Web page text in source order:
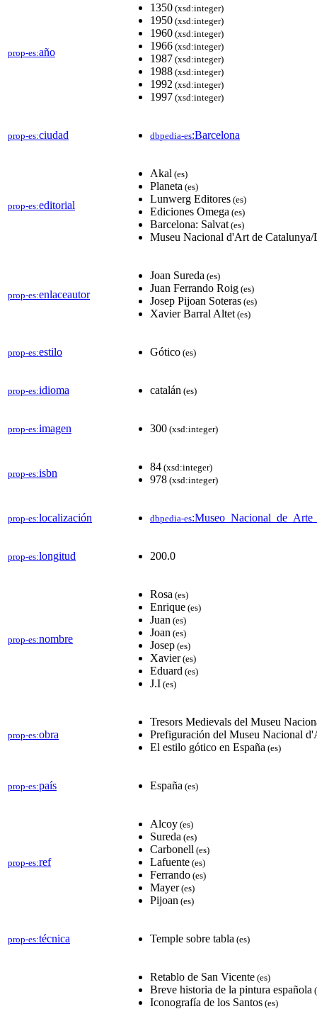
prop-es:año
1350 (xsd:integer)
1950 (xsd:integer)
1960 (xsd:integer)
1966 (xsd:integer)
1987 (xsd:integer)
1988 (xsd:integer)
1992 (xsd:integer)
1997 (xsd:integer)
prop-es:ciudad dbpedia-es:Barcelona
prop-es:editorial
Akal (es)
Planeta (es)
Lunwerg Editores (es)
Ediciones Omega (es)
Barcelona: Salvat (es)
Museu Nacional d'Art de
prop-es:enlaceautor
Joan Sureda (es)
Juan Ferrando Roig (es)
Josep Pijoan Soteras (es)
Xavier Barral Altet (es)
prop-es:estilo Gótico (es)
prop-es:idioma catalán (es)
prop-es:imagen 300 (xsd:integer)
prop-es:isbn
84 (xsd:integer)
978 (xsd:integer)
prop-es:localización dbpedia-es
prop-es:longitud 200.0
prop-es:nombre
Rosa (es)
Enrique (es)
Juan (es)
Joan (es)
Josep (es)
Xavier(es)
Eduard (es)
J.I (es)
prop-es:obra
Tresors Medievals del Museu
Prefiguración del Museu Nacional
El estilo gótico en España (es)
prop-es:país España (es)
prop-es:ref
Alcoy (es)
Sureda (es)
Carbonell (es)
Lafuente (es)
Ferrando (es)
Mayer(es)
Pijoan (es)
prop-es:técnica Temple sobre tabla (es)
Retablo de San Vicente (es)
Breve historia de la pintura española
Iconografía de los Santos (es)